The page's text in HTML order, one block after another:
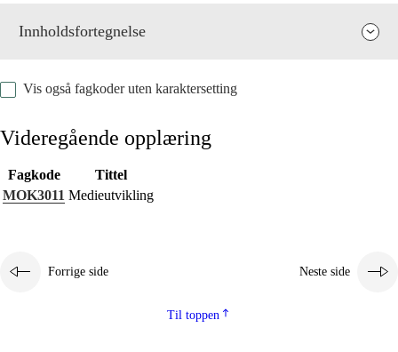
Innholdsfortegnelse
Fagets relevans og sentrale verdier
Grunnleggende ferdigheter
Vis også fagkoder uten karaktersetting
Videregående opplæring
Fagkode
Tittel
MOK3011 Medieutvikling
Forrige side Neste side
Til toppen